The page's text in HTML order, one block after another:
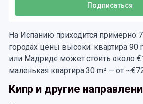
На Испанию приходится примерно
городах цены высоки: квартира 90
или Мадриде может стоить около
маленькая квартира 30 m² — от
Кипр и другие